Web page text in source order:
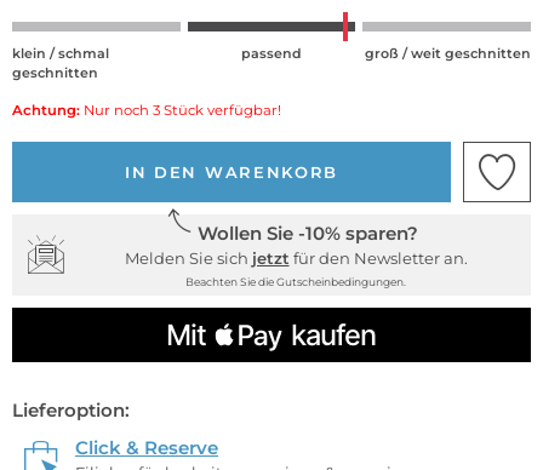
klein / schmal
geschnitten
passend groß / weit geschnitten
Achtung: Nur noch 3 Stück verfügbar!
IN DEN WARENKORB
Wollen Sie -10% sparen?
Melden Sie sich jetzt für den Newsletter an.
Beachten Sie die Gutscheinbedingungen.
Lieferoption:
Click & Reserve